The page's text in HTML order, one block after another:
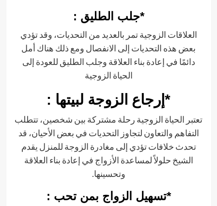
*جلب الطليق :
العلاقات الزوجية تمر بالعديد من التحديات، وقد تؤدي
بعض هذه التحديات إلى الانفصال ومع ذلك هناك أمل
دائمًا في إعادة بناء العلاقة وجلب الطليق للعودة إلى
الحياة الزوجية
*إرجاع الزوجة لبيتها :
تعتبر الحياة الزوجية رحلة مشتركة بين شخصين، تتطلب
التفاهم والتعاون لتجاوز التحديات في بعض الأحيان، قد
تحدث خلافات تؤدي إلى مغادرة الزوجة للمنزل يقدم
الشيخ حلولاً لمساعدة الأزواج في إعادة بناء العلاقة
وتحسينها.
*تسهيل الزواج بمن تحب :